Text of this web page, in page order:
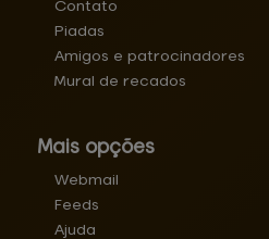
Contato
Piadas
Amigos e patrocinadores
Mural de recados
Mais opções
Webmail
Feeds
Ajuda